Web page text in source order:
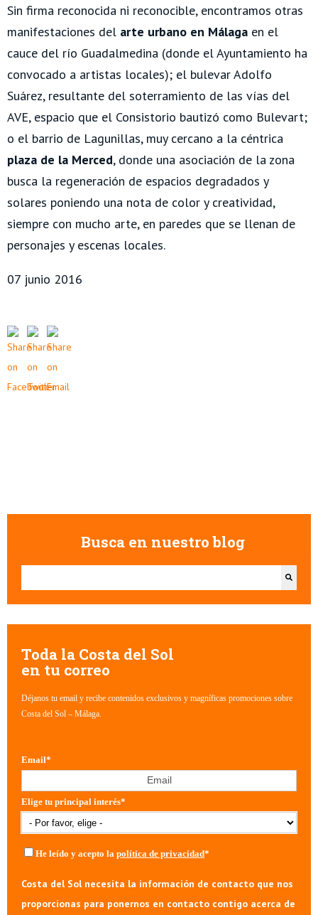
Sin firma reconocida ni reconocible, encontramos otras
manifestaciones del arte urbano en Málaga en el
cauce del río Guadalmedina (donde el Ayuntamiento ha
convocado a artistas locales); el bulevar Adolfo
Suárez, resultante del soterramiento de las vías del
AVE, espacio que el Consistorio bautizó como Bulevart;
o el barrio de Lagunillas, muy cercano a la céntrica
plaza de la Merced, donde una asociación de la zona
busca la regeneración de espacios degradados y
solares poniendo una nota de color y creatividad,
siempre con mucho arte, en paredes que se llenan de
personajes y escenas locales.
07 junio 2016
Busca en nuestro blog
Esto es un campo de búsqueda con una función de texto predictivo.
Toda la Costa del Sol
en tu correo
Déjanos tu email y recibe contenidos exclusivos y magníficas promociones sobre
Costa del Sol – Málaga.
Email*
Elige tu principal interés*
He leído y acepto la política de privacidad*
Costa del Sol necesita la información de contacto que nos
proporcionas para ponernos en contacto contigo acerca de